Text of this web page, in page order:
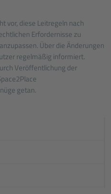
vor, diese Leitregeln nach
Erfordernisse zu
Über die Änderungen
regelmäßig informiert.
Veröffentlichung der
getan.